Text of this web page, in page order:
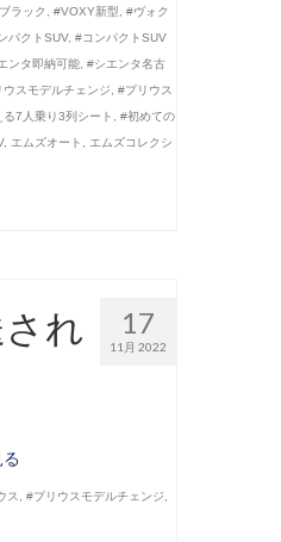
ラック ,#VOXY新型 ,#ヴォク
パクトSUV,#コンパクトSUV
ンタ即納可能 ,#シエンタ名古
ウスモデルチェンジ ,#プリウス
る7人乗り3列シート ,#初めての
, エムズオート
エムズコレクシ
17
11月 2022
れ
ス ,#プリウスモデルチェンジ